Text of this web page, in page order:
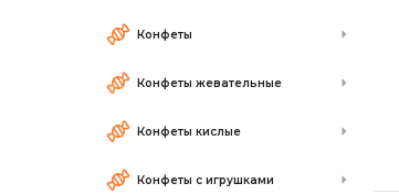
Конфеты
Конфеты жевательные
Конфеты кислые
Конфеты с игрушками